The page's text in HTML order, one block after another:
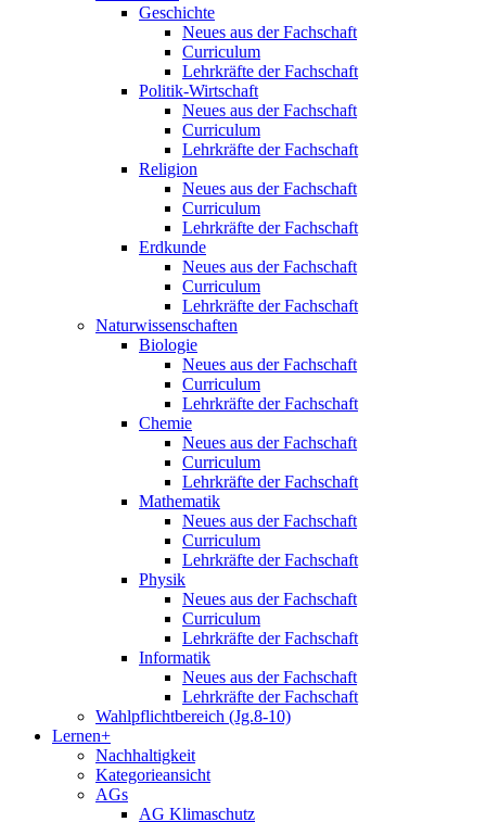
Geschichte
Neues aus der Fachschaft
Curriculum
Lehrkräfte der Fachschaft
Politik-Wirtschaft
Neues aus der Fachschaft
Curriculum
Lehrkräfte der Fachschaft
Religion
Neues aus der Fachschaft
Curriculum
Lehrkräfte der Fachschaft
Erdkunde
Neues aus der Fachschaft
Curriculum
Lehrkräfte der Fachschaft
Naturwissenschaften
Biologie
Neues aus der Fachschaft
Curriculum
Lehrkräfte der Fachschaft
Chemie
Neues aus der Fachschaft
Curriculum
Lehrkräfte der Fachschaft
Mathematik
Neues aus der Fachschaft
Curriculum
Lehrkräfte der Fachschaft
Physik
Neues aus der Fachschaft
Curriculum
Lehrkräfte der Fachschaft
Informatik
Neues aus der Fachschaft
Lehrkräfte der Fachschaft
Wahlpflichtbereich (Jg.8-10)
Lernen+
Nachhaltigkeit
Kategorieansicht
AGs
AG Klimaschutz